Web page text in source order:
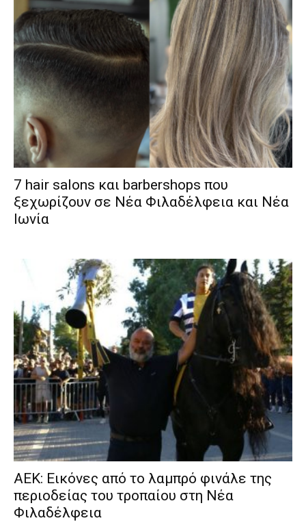
7 hair salons και barbershops που
ξεχωρίζουν σε Νέα Φιλαδέλφεια και Νέα
Ιωνία
ΑΕΚ: Εικόνες από το λαμπρό φινάλε της
περιοδείας του τροπαίου στη Νέα
Φιλαδέλφεια